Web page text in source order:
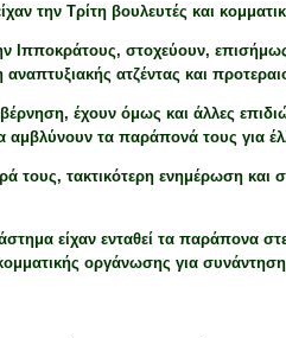
την Τρίτη βουλευτές και
Ιπποκράτους, στοχεύουν,
ατζέντας και
έχουν όμως και άλλες
αμβλύνουν τα παράπονά τους για
τους, τακτικότερη ενημέρωση και
είχαν ενταθεί τα παράπονα
οργάνωσης για